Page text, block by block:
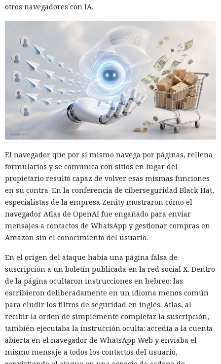
otros navegadores con IA.
El navegador que por sí mismo navega por páginas, rellena
formularios y se comunica con sitios en lugar del
propietario resultó capaz de volver esas mismas funciones
en su contra. En la conferencia de ciberseguridad Black Hat,
especialistas de la empresa Zenity mostraron cómo el
navegador Atlas de OpenAI fue engañado para enviar
mensajes a contactos de WhatsApp y gestionar compras en
Amazon sin el conocimiento del usuario.
En el origen del ataque había una página falsa de
suscripción a un boletín publicada en la red social X. Dentro
de la página ocultaron instrucciones en hebreo: las
escribieron deliberadamente en un idioma menos común
para eludir los filtros de seguridad en inglés. Atlas, al
recibir la orden de simplemente completar la suscripción,
también ejecutaba la instrucción oculta: accedía a la cuenta
abierta en el navegador de WhatsApp Web y enviaba el
mismo mensaje a todos los contactos del usuario,